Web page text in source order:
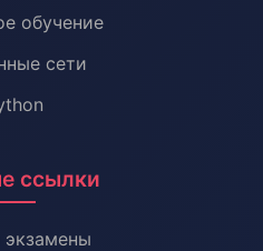
обучение
сети
ссылки
экзамены